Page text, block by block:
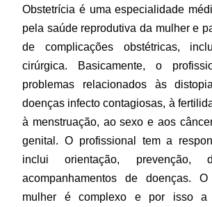
Obstetrícia é uma especialidade
pela saúde reprodutiva da mulher e
de complicações obstétricas,
cirúrgica. Basicamente, o
problemas relacionados às
doenças infecto contagiosas, à
à menstruação, ao sexo e aos
genital. O profissional tem a
inclui orientação, prevenção,
acompanhamentos de doenças.
mulher é complexo e por isso a